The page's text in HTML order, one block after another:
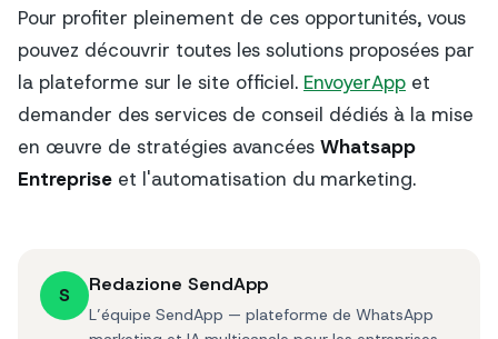
Pour profiter pleinement de ces opportunités, vous
pouvez découvrir toutes les solutions proposées par
la plateforme sur le site officiel. EnvoyerApp et
demander des services de conseil dédiés à la mise
en œuvre de stratégies avancées Whatsapp
Entreprise et l'automatisation du marketing.
S Redazione SendApp
L’équipe SendApp — plateforme de WhatsApp